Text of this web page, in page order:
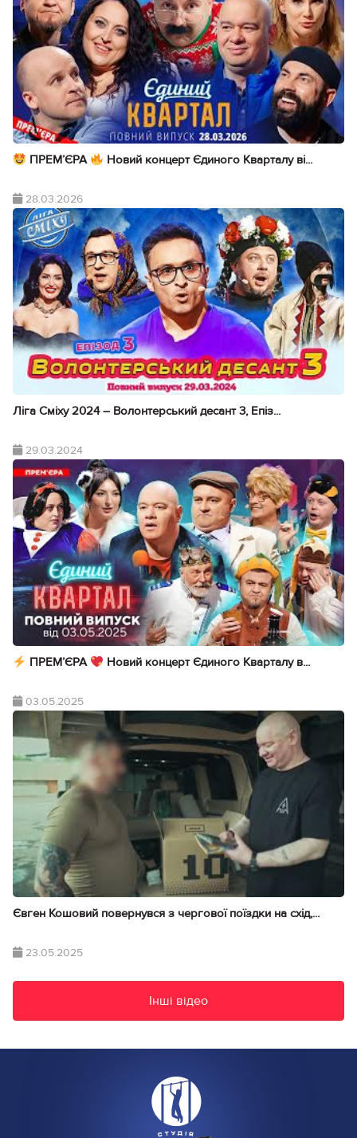
ПРЕМ’ЄРА Новий концерт Єдиного Кварталу ві...
28.03.2026
Ліга Сміху 2024 – Волонтерський десант 3, Епіз...
29.03.2024
ПРЕМ’ЄРА Новий концерт Єдиного Кварталу в...
03.05.2025
Євген Кошовий повернувся з чергової поїздки на схід,...
23.05.2025
Інші відео